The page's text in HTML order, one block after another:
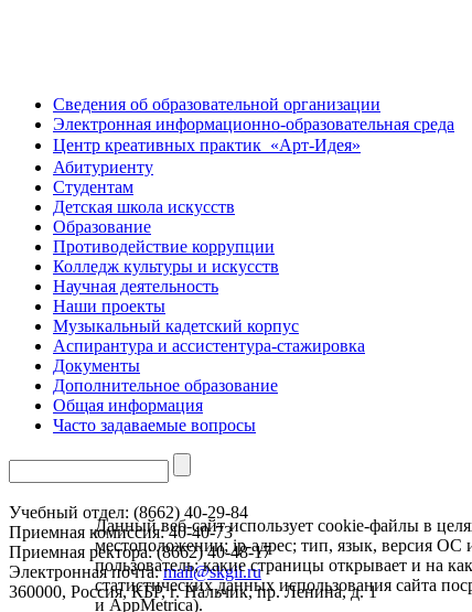
Сведения об образовательной организации
Электронная информационно-образовательная среда
Центр креативных практик ㅤ «Арт-Идея»
Абитуриенту
Студентам
Детская школа искусств
Образование
Противодействие коррупции
Колледж культуры и искусств
Научная деятельность
Наши проекты
Музыкальный кадетский корпус
Аспирантура и ассистентура-стажировка
Документы
Дополнительное образование
Общая информация
Часто задаваемые вопросы
Учебный отдел: (8662) 40-29-84
Приемная комиссия: 40-40-73
Приемная ректора: (8662) 40-48-17
Электронная почта:mail@skgii.ru
360000, Россия, КБР, г. Нальчик, пр. Ленина, д. 1
Данный веб-сайт использует cookie-файлы в
местоположении; ip-адрес; тип, язык, версия ОС
пользователь; какие страницы открывает и на
статистических данных использования сайта
и AppMetrica).